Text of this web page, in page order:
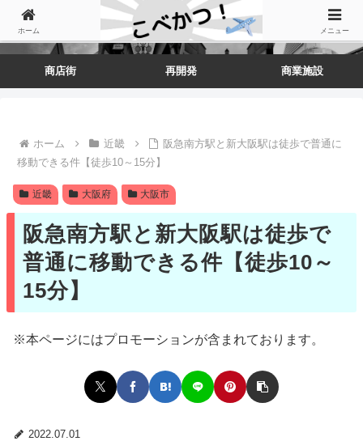
商店街 再開発 商業施設
ホーム 近畿
阪急南方駅と新大阪駅は徒歩で普通に
移動できる件【徒歩10～15分】
近畿 大阪府 大阪市
阪急南方駅と新大阪駅は徒歩で
普通に移動できる件【徒歩10～
15分】
※本ページにはプロモーションが含まれております。
2022.07.01
ホーム メニュー